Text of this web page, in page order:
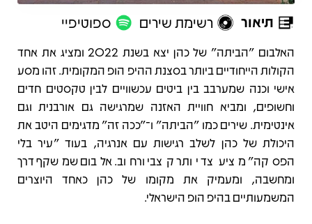
תיאור רשימת שירים ספוטיפיי
תיאור
האלבום "הביתה" של כהן יצא בשנת 2022 ומציג את אחד
הקולות הייחודיים ביותר בסצנת ההיפ הופ המקומית. זהו מסע
אישי וכנה שמערבב בין ביטים עכשוויים לבין טקסטים חדים
וחשופים, ומביא חוויית האזנה שמרגישה גם אורבנית וגם
אינטימית. שירים כמו "הביתה" ו־"ככה זה" מדגימים היטב את
היכולת של כהן לשלב רגישות עם אנרגיה, בעוד "עיר בלי
הפסקה" מציע צד יותר קצבי ורחוב. אלבום שמשקף דרך
ומחשבה, ומעמיק את מקומו של כהן כאחד היוצרים
המשמעותיים בהיפ הופ הישראלי.